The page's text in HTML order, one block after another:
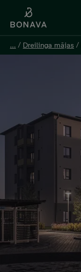
... / Dreilinga mājas /
... / Dreilinga mājas /